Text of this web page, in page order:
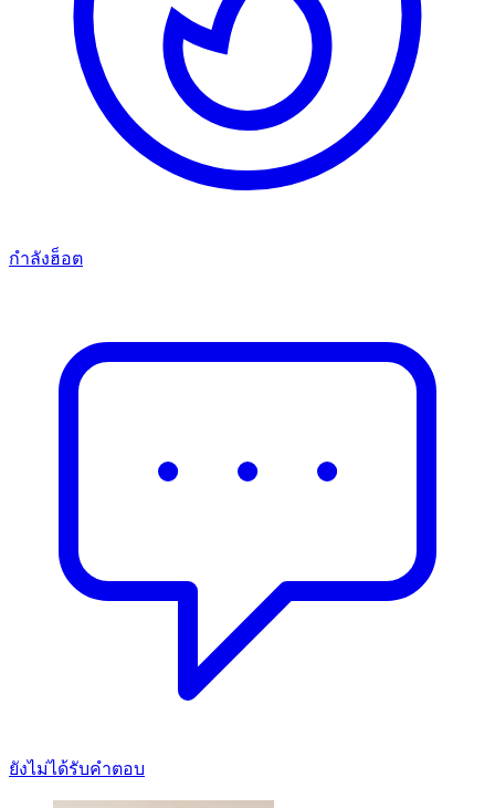
กำลังฮ็อต
ยังไม่ได้รับคำตอบ